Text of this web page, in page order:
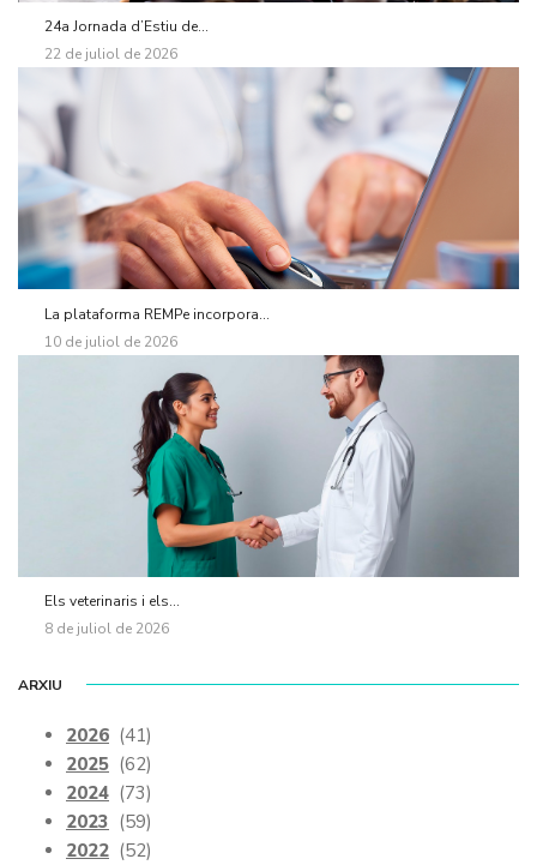
24a Jornada d’Estiu de...
22 de juliol de 2026
La plataforma REMPe incorpora...
10 de juliol de 2026
Els veterinaris i els...
8 de juliol de 2026
ARXIU
2026 (41)
2025 (62)
2024 (73)
2023 (59)
2022 (52)